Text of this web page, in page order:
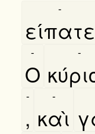
είπατε
-
Ο
- -
,
-
καὶ
-